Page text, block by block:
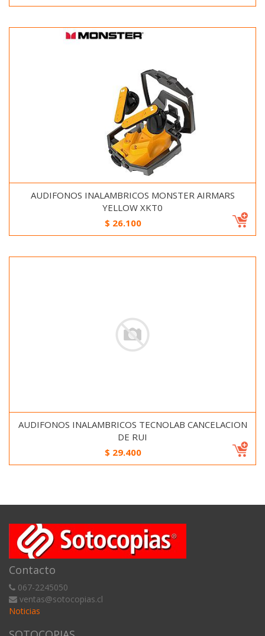
AUDIFONOS INALAMBRICOS MONSTER AIRMARS
YELLOW XKT0
$ 26.100
AUDIFONOS INALAMBRICOS TECNOLAB CANCELACION
DE RUI
$ 29.400
Contacto
067-2245050
ventas@sotocopias.cl
Noticias